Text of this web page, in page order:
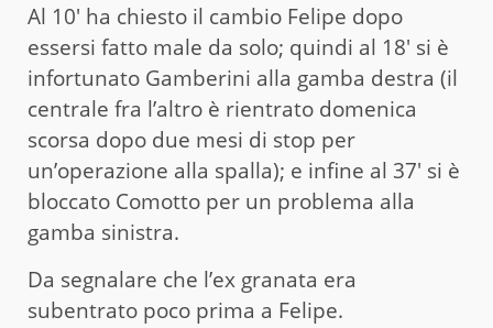
Al 10′ ha chiesto il cambio Felipe dopo
essersi fatto male da solo; quindi al 18′ si è
infortunato Gamberini alla gamba destra (il
centrale fra l’altro è rientrato domenica
scorsa dopo due mesi di stop per
un’operazione alla spalla); e infine al 37′ si è
bloccato Comotto per un problema alla
gamba sinistra.
Da segnalare che l’ex granata era
subentrato poco prima a Felipe.